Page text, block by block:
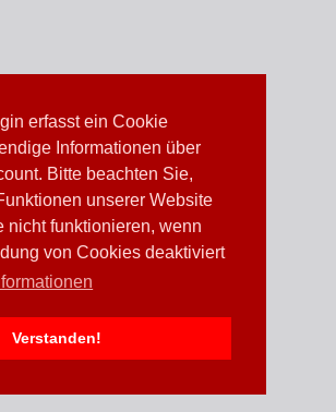
erfasst ein Cookie
Informationen über
Bitte beachten Sie,
unserer Website
nicht funktionieren, wenn
von Cookies deaktiviert
Verstanden!